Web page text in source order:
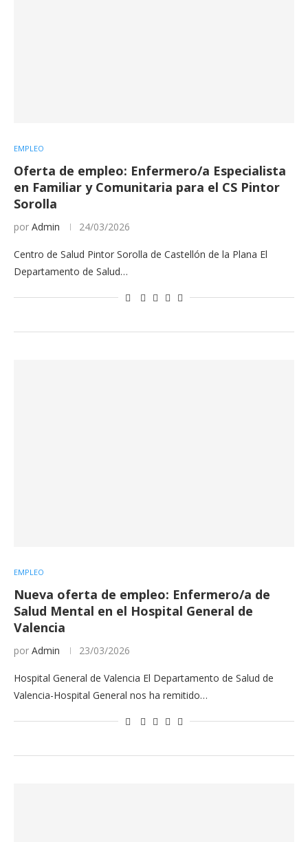
EMPLEO
Oferta de empleo: Enfermero/a Especialista
en Familiar y Comunitaria para el CS Pintor
Sorolla
por Admin 24/03/2026
Centro de Salud Pintor Sorolla de Castellón de la Plana El
Departamento de Salud…
EMPLEO
Nueva oferta de empleo: Enfermero/a de
Salud Mental en el Hospital General de
Valencia
por Admin 23/03/2026
Hospital General de Valencia El Departamento de Salud de
Valencia-Hospital General nos ha remitido…